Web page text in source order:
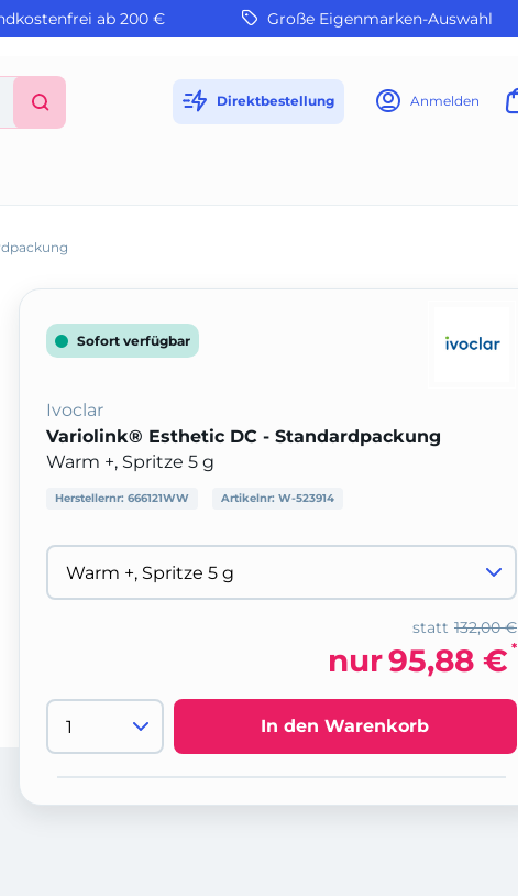
ab 200 € Große Eigenmarken-Auswahl
Direktbestellung Anmelden
Sofort verfügbar
Ivoclar
Variolink® Esthetic DC - Standardpackung
Warm +, Spritze 5 g
Herstellernr: 666121WW Artikelnr: W-523914
132,00 €
statt
nur95,88 € *
In den Warenkorb